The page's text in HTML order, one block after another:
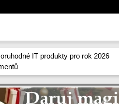
IT produkty pro rok 2026